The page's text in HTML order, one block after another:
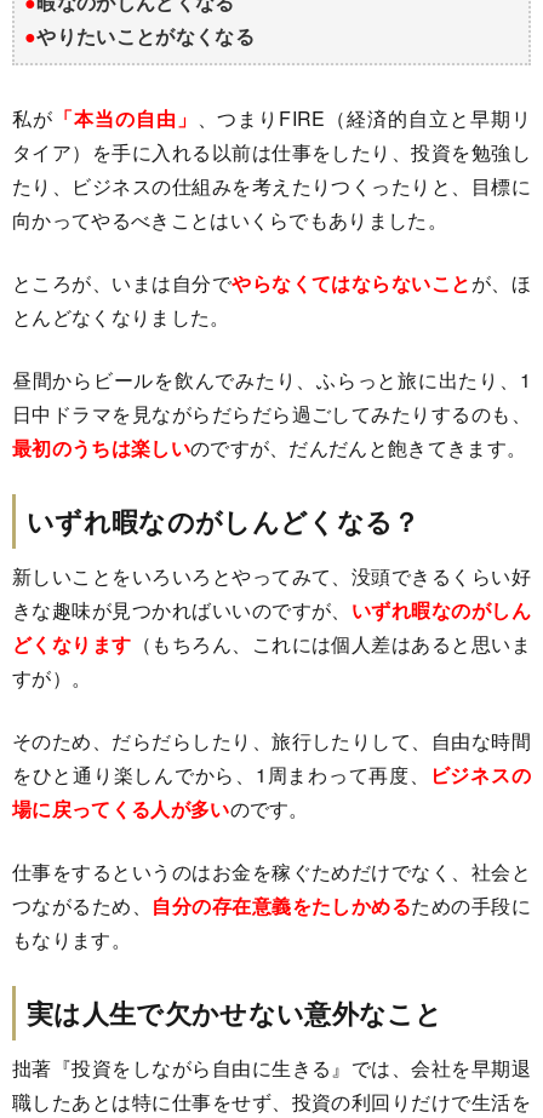
●やりたいことがなくなる
私が 「本当の自由」 、つまりFIRE（経済的自立と早期リ
タイア）を手に入れる以前は仕事をしたり、投資を勉強し
たり、ビジネスの仕組みを考えたりつくったりと、目標に
向かってやるべきことはいくらでもありました。
ところが、いまは自分でやらなくてはならないことが、ほ
とんどなくなりました。
昼間からビールを飲んでみたり、ふらっと旅に出たり、1
日中ドラマを見ながらだらだら過ごしてみたりするのも、
最初のうちは楽しいのですが、だんだんと飽きてきます。
いずれ暇なのがしんどくなる？
新しいことをいろいろとやってみて、没頭できるくらい好
きな趣味が見つかればいいのですが、 いずれ暇なのがしん
どくなります （もちろん、これには個人差はあると思いま
すが）。
そのため、だらだらしたり、旅行したりして、自由な時間
をひと通り楽しんでから、1周まわって再度、
ビジネスの
場に戻ってくる人が多いのです。
仕事をするというのはお金を稼ぐためだけでなく、社会と
つながるため、 自分の存在意義をたしかめるための手段に
もなります。
実は人生で欠かせない意外なこと
拙著『投資をしながら自由に生きる』では、会社を早期退
職したあとは特に仕事をせず、投資の利回りだけで生活を